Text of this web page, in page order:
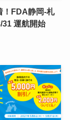
！FDA静岡-札
31 運航開始